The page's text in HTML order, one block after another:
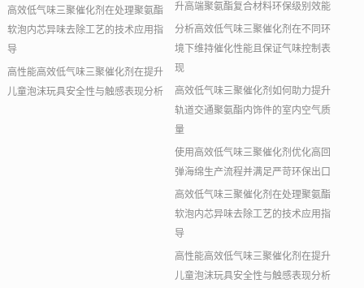
高效低气味三聚催化剂在处理聚氨酯
软泡内芯异味去除工艺的技术应用指
导
高性能高效低气味三聚催化剂在提升
儿童泡沫玩具安全性与触感表现分析
升高端聚氨酯复合材料环保级别效能
分析高效低气味三聚催化剂在不同环
境下维持催化性能且保证气味控制表
现
高效低气味三聚催化剂如何助力提升
轨道交通聚氨酯内饰件的室内空气质
量
使用高效低气味三聚催化剂优化高回
弹海绵生产流程并满足严苛环保出口
高效低气味三聚催化剂在处理聚氨酯
软泡内芯异味去除工艺的技术应用指
导
高性能高效低气味三聚催化剂在提升
儿童泡沫玩具安全性与触感表现分析